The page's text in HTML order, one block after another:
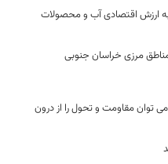
به ارزش اقتصادی آب و محصولات
توان مقاومت و تحول را از درون